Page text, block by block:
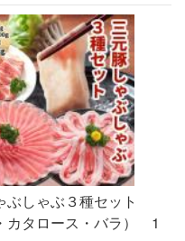
ぶしゃぶ３種セット
カタロース・バラ） 1